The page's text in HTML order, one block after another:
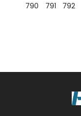
790
791 792